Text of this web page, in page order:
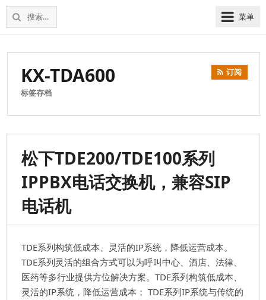
松
下
话
上
海
维
修
交
搜
索：
菜单
KX-TDA600
标签存档
订阅
松下TDE200/TDE100系列
IPPBX电话交换机，兼容SIP
电话机
TDE系列构筑低成本、灵活的IP系统，降低运营成本。
TDE系列灵活的组合方式可以为呼叫中心、酒店、法律、
医药等多行业提供方位解决方案。TDE系列构筑低成本、
灵活的IP系统，降低运营成本； TDE系列IP系统与传统的